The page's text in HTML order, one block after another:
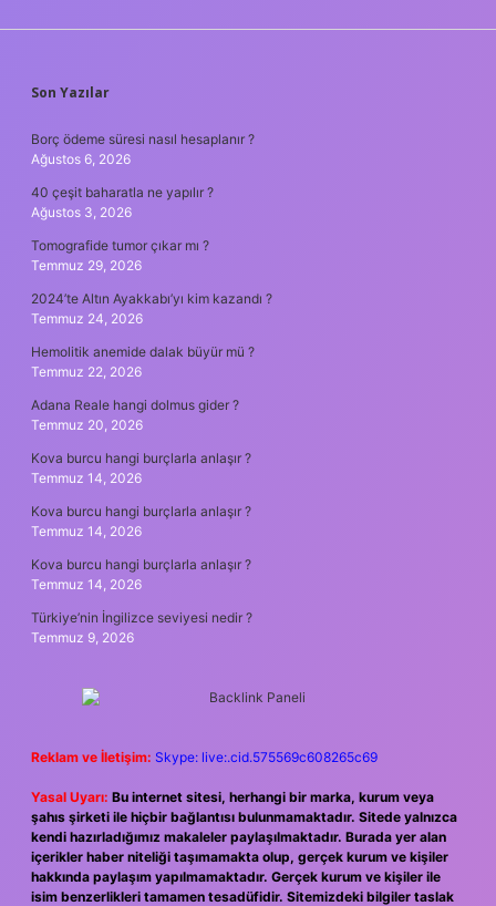
SIDEBAR
Son Yazılar
Borç ödeme süresi nasıl hesaplanır ?
Ağustos 6, 2026
40 çeşit baharatla ne yapılır ?
Ağustos 3, 2026
Tomografide tumor çıkar mı ?
Temmuz 29, 2026
2024’te Altın Ayakkabı’yı kim kazandı ?
Temmuz 24, 2026
Hemolitik anemide dalak büyür mü ?
Temmuz 22, 2026
Adana Reale hangi dolmus gider ?
Temmuz 20, 2026
Kova burcu hangi burçlarla anlaşır ?
Temmuz 14, 2026
Kova burcu hangi burçlarla anlaşır ?
Temmuz 14, 2026
Kova burcu hangi burçlarla anlaşır ?
Temmuz 14, 2026
Türkiye’nin İngilizce seviyesi nedir ?
Temmuz 9, 2026
Reklam ve İletişim: Skype: live:.cid.575569c608265c69
Yasal Uyarı: Bu internet sitesi, herhangi bir marka, kurum veya
şahıs şirketi ile hiçbir bağlantısı bulunmamaktadır. Sitede yalnızca
kendi hazırladığımız makaleler paylaşılmaktadır. Burada yer alan
içerikler haber niteliği taşımamakta olup, gerçek kurum ve kişiler
hakkında paylaşım yapılmamaktadır. Gerçek kurum ve kişiler ile
isim benzerlikleri tamamen tesadüfidir. Sitemizdeki bilgiler taslak